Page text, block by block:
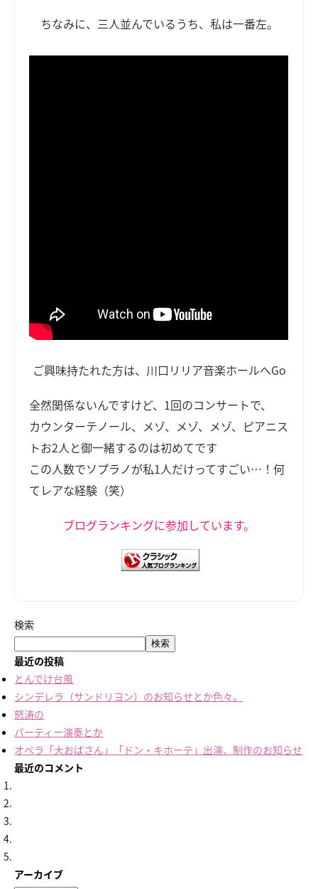
ちなみに、三人並んでいるうち、私は一番左。
ご興味持たれた方は、川口リリア音楽ホールへGo
全然関係ないんですけど、1回のコンサートで、
カウンターテノール、メゾ、メゾ、メゾ、ピアニス
トお2人と御一緒するのは初めてです
この人数でソプラノが私1人だけってすごい…！何
てレアな経験（笑）
ブログランキングに参加しています。
検索
検索
最近の投稿
とんでけ台風
シンデレラ（サンドリヨン）のお知らせとか色々。
怒涛の
パーティー演奏とか
オペラ「大おばさん」「ドン・キホーテ」出演、制作のお知らせ
最近のコメント
アーカイブ